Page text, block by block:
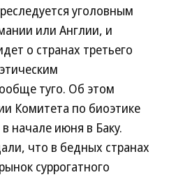
уголовным
или Англии, и
о странах третьего
туго. Об этом
Комитета по биоэтике
июня в Баку.
что в бедных странах
суррогатного